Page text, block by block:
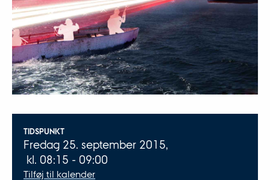
Oplysninger om arrangementet
TIDSPUNKT
Fredag 25. september 2015,
kl. 08:15 - 09:00
Tilføj til kalender